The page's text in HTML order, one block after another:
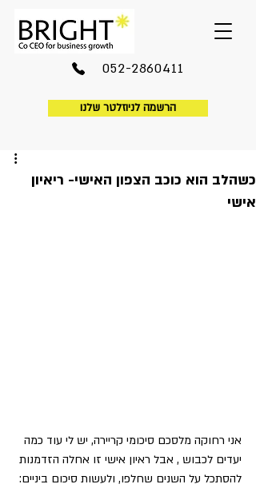
052-2860411
הרשמה לניוזלטר שלנו
כשהלב הוא כוכב הצפון האישי- ריאיון
אישי
אני רחוקה מלסכם סיכומי קריירה, יש לי עוד כמה
יעדים לכבוש , אבל ראיון אישי זו אחלה הזדמנות
להסתכל על השנים שחלפו, ולעשות סיכום ביניים: